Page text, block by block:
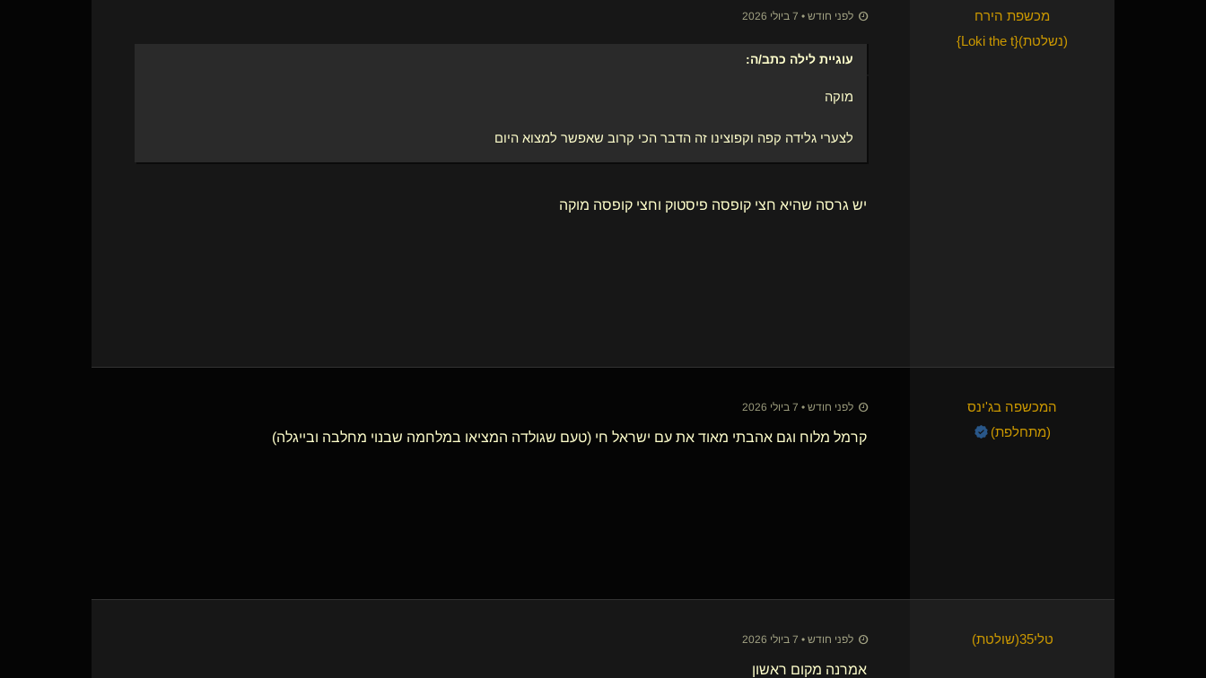
מכשפת הירח​
(נשלטת)​{
Loki the t
}
לפני חודש • 7 ביולי 2026
עוגיית לילה כתב/ה:
מוקה
לצערי גלידה קפה וקפוצינו זה הדבר הכי קרוב שאפשר למצוא היום
יש גרסה שהיא חצי קופסה פיסטוק וחצי קופסה מוקה
המכשפה בג'ינס​
(מתחלפת)
לפני חודש • 7 ביולי 2026
קרמל מלוח וגם אהבתי מאוד את עם ישראל חי (טעם שגולדה המציאו במלחמה שבנוי מחלבה ובייגלה)
טלי35​(שולטת) לפני חודש • 7 ביולי 2026
אמרנה מקום ראשון